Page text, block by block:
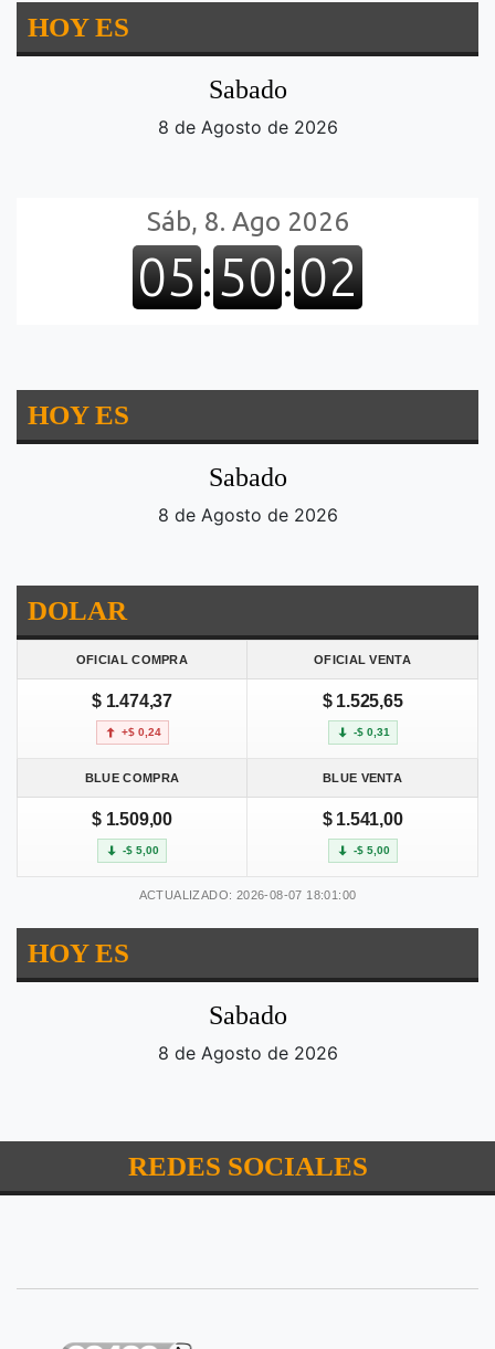
HOY ES
Sabado
8 de Agosto de 2026
HOY ES
Sabado
8 de Agosto de 2026
DOLAR
OFICIAL COMPRA OFICIAL VENTA
$ 1.474,37
+$ 0,24
$ 1.525,65
-$ 0,31
BLUE COMPRA BLUE VENTA
$ 1.509,00
-$ 5,00
$ 1.541,00
-$ 5,00
ACTUALIZADO: 2026-08-07 18:01:00
HOY ES
Sabado
8 de Agosto de 2026
REDES SOCIALES